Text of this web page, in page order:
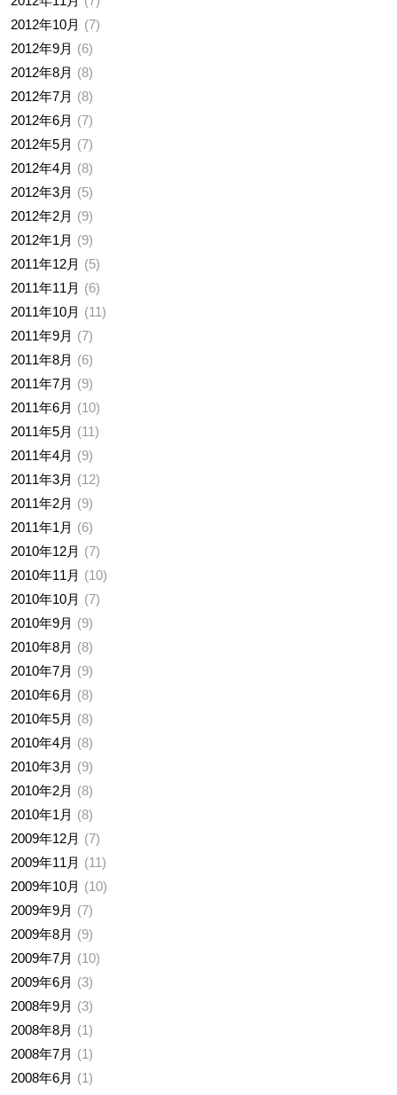
2012年10月
7
2012年9月
6
2012年8月
8
2012年7月
8
2012年6月
7
2012年5月
7
2012年4月
8
2012年3月
5
2012年2月
9
2012年1月
9
2011年12月
5
2011年11月
6
2011年10月
11
2011年9月
7
2011年8月
6
2011年7月
9
2011年6月
10
2011年5月
11
2011年4月
9
2011年3月
12
2011年2月
9
2011年1月
6
2010年12月
7
2010年11月
10
2010年10月
7
2010年9月
9
2010年8月
8
2010年7月
9
2010年6月
8
2010年5月
8
2010年4月
8
2010年3月
9
2010年2月
8
2010年1月
8
2009年12月
7
2009年11月
11
2009年10月
10
2009年9月
7
2009年8月
9
2009年7月
10
2009年6月
3
2008年9月
3
2008年8月
1
2008年7月
1
2008年6月
1